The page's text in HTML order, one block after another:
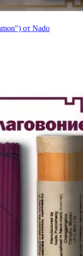
от Nado